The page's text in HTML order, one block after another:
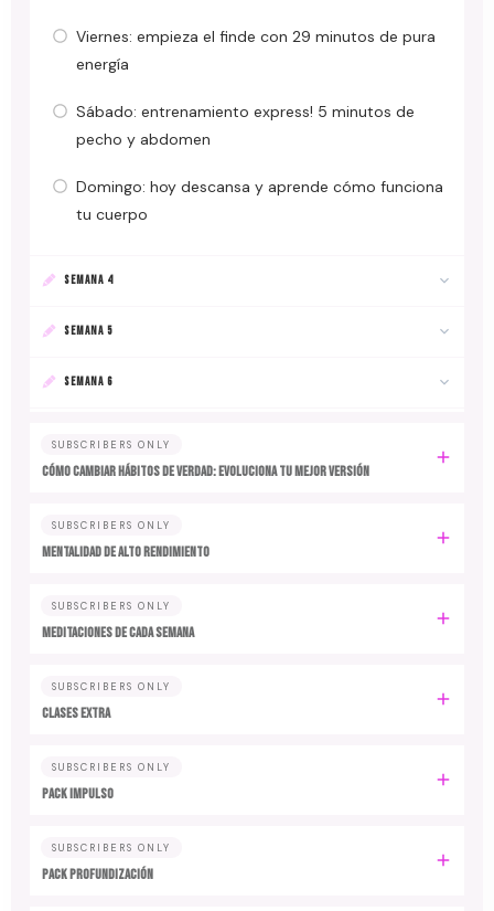
Viernes: empieza el finde con 29 minutos de pura
energía
Sábado: entrenamiento express! 5 minutos de
pecho y abdomen
Domingo: hoy descansa y aprende cómo funciona
tu cuerpo
SEMANA 4
SEMANA 5
SEMANA 6
SUBSCRIBERS ONLY
Cómo cambiar hábitos de verdad: evoluciona tu mejor versión
SUBSCRIBERS ONLY
MENTALIDAD DE ALTO RENDIMIENTO
SUBSCRIBERS ONLY
MEDITACIONES DE CADA SEMANA
SUBSCRIBERS ONLY
CLASES EXTRA
SUBSCRIBERS ONLY
PACK IMPULSO
SUBSCRIBERS ONLY
PACK PROFUNDIZACIÓN